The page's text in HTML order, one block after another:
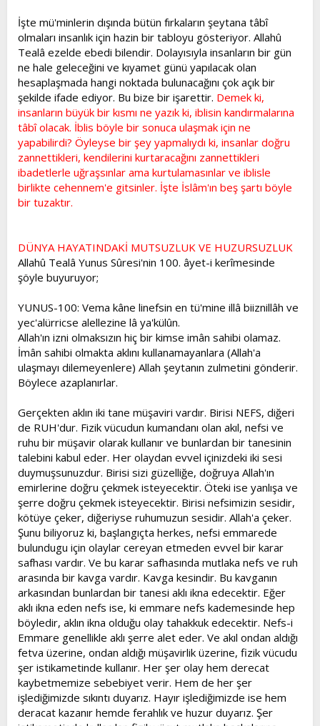
İşte mü'minlerin dışında bütün fırkaların şeytana tâbî
olmaları insanlık için hazin bir tabloyu gösteriyor. Allahû
Tealâ ezelde ebedi bilendir. Dolayısıyla insanların bir gün
ne hale geleceğini ve kıyamet günü yapılacak olan
hesaplaşmada hangi noktada bulunacağını çok açık bir
şekilde ifade ediyor. Bu bize bir işarettir. Demek ki,
insanların büyük bir kısmı ne yazık ki, iblisin kandırmalarına
tâbî olacak. İblis böyle bir sonuca ulaşmak için ne
yapabilirdi? Öyleyse bir şey yapmalıydı ki, insanlar doğru
zannettikleri, kendilerini kurtaracağını zannettikleri
ibadetlerle uğraşsınlar ama kurtulamasınlar ve iblisle
birlikte cehennem'e gitsinler. İşte İslâm'ın beş şartı böyle
bir tuzaktır.
DÜNYA HAYATINDAKİ MUTSUZLUK VE HUZURSUZLUK
Allahû Tealâ Yunus Sûresi'nin 100. âyet-i kerîmesinde
şöyle buyuruyor;
YUNUS-100: Vema kâne linefsin en tü'mine illâ biiznillâh ve
yec'alürricse alellezine lâ ya'külûn.
Allah'ın izni olmaksızın hiç bir kimse imân sahibi olamaz.
İmân sahibi olmakta aklını kullanamayanlara (Allah'a
ulaşmayı dilemeyenlere) Allah şeytanın zulmetini gönderir.
Böylece azaplanırlar.
Gerçekten aklın iki tane müşaviri vardır. Birisi NEFS, diğeri
de RUH'dur. Fizik vücudun kumandanı olan akıl, nefsi ve
ruhu bir müşavir olarak kullanır ve bunlardan bir tanesinin
talebini kabul eder. Her olaydan evvel içinizdeki iki sesi
duymuşsunuzdur. Birisi sizi güzelliğe, doğruya Allah'ın
emirlerine doğru çekmek isteyecektir. Öteki ise yanlışa ve
şerre doğru çekmek isteyecektir. Birisi nefsimizin sesidir,
kötüye çeker, diğeriyse ruhumuzun sesidir. Allah'a çeker.
Şunu biliyoruz ki, başlangıçta herkes, nefsi emmarede
bulundugu için olaylar cereyan etmeden evvel bir karar
safhası vardır. Ve bu karar safhasında mutlaka nefs ve ruh
arasında bir kavga vardır. Kavga kesindir. Bu kavganın
arkasından bunlardan bir tanesi aklı ikna edecektir. Eğer
aklı ikna eden nefs ise, ki emmare nefs kademesinde hep
böyledir, aklın ikna olduğu olay tahakkuk edecektir. Nefs-i
Emmare genellikle aklı şerre alet eder. Ve akıl ondan aldığı
fetva üzerine, ondan aldığı müşavirlik üzerine, fizik vücudu
şer istikametinde kullanır. Her şer olay hem derecat
kaybetmemize sebebiyet verir. Hem de her şer
işlediğimizde sıkıntı duyarız. Hayır işlediğimizde ise hem
deracat kazanır hemde ferahlık ve huzur duyarız. Şer